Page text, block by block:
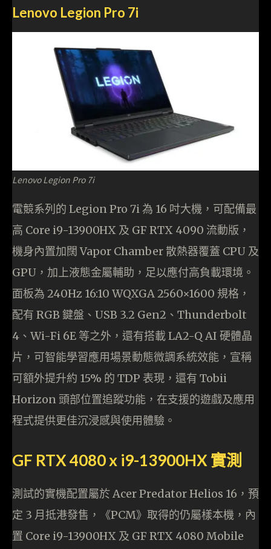
Lenovo Legion Pro 7i
Lenovo Legion Pro 7i
電競系列的 Legion Pro 7i 為 16 吋大機，可配備最
高 Core i9-13900HX 及 GF RTX 4090 流動版，
機身內置加闊 Vapor Chamber 散熱器覆蓋 CPU 及
GPU，加上液態金屬輔助，足以應付高負載環境。
面板為 240Hz 16:10 WQXGA 2560×1600 規格，
配有 RGB 鍵盤、USB 3.2 Gen2、Thunderbolt
4、Wi-Fi 6E 等之外，還有搭載 LA2-Q AI 硬體晶
片，可智能學習應用場景動態微調系統效能，宣稱
可額外提升約 15% 的 TDP 表現，還有 Tobii
Horizon 頭部位置追蹤功能，在支援的遊戲及應用
程式提供更佳沉浸感與使用體驗。
GF RTX 4080 x i9-13900HX 實測
測試的實機配置屬於 Acer Predator Helios 16，預
定 3 月抵港發售，《PCM》取得的仍屬樣本機，內
置 Core i9-13900HX 及 GF RTX 4080 Mobile